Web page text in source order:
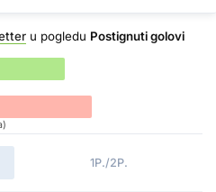
u pogledu Postignuti golovi
1P./2P.